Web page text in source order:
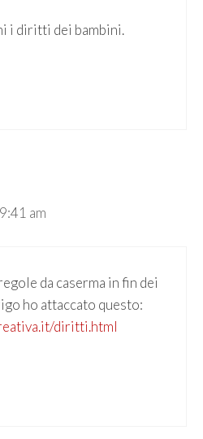
i diritti dei bambini.
am
da caserma in fin dei
ho attaccato questo:
diritti.html